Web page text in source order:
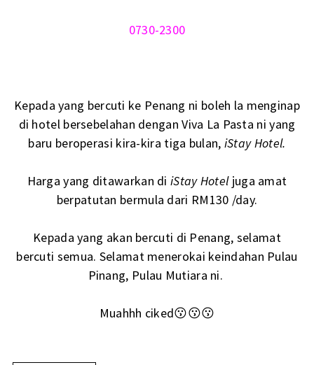
0730-2300
Kepada yang bercuti ke Penang ni boleh la menginap
di hotel bersebelahan dengan Viva La Pasta ni yang
baru beroperasi kira-kira tiga bulan, iStay Hotel.
Harga yang ditawarkan diiStay Hoteljuga amat
berpatutan bermula dari RM130 /day.
Kepada yang akan bercuti di Penang, selamat
bercuti semua. Selamat menerokai keindahan Pulau
Pinang, Pulau Mutiara ni.
Muahhh ciked😗😗😗